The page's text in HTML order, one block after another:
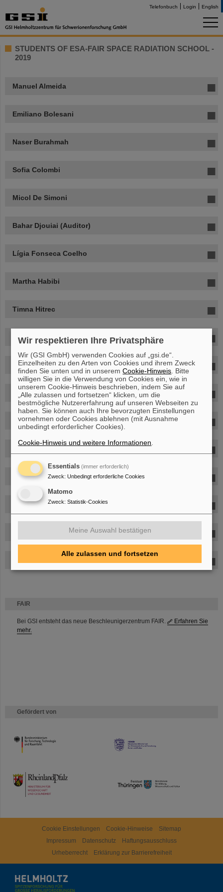
Telefonbuch Login English
FAIR
Bei GSI entsteht das neue Beschleunigerzentrum FAIR.
Erfahren Sie
mehr.
Gefördert von
HMWK
TMWWDG
STUDENTS OF ESA-FAIR SPACE RADIATION SCHOOL -
2019
Manuel Almeida
Emiliano Bolesani
Naser Burahmah
Sofia Colombi
Micol De Simoni
Bahar Djouiai (Auditor)
Lígia Fonseca Coelho
Martha Habibi
Timna Hitrec
Lucas Rudolf Holl
Francesca Itta
Francesca Luoni (Auditor)
Batmunkh Munkhbaatar
Cristina Oancea
Claudia Pacelli
Eloise Pariset
Cookie Einstellungen Cookie-Hinweise
Sitemap
Impressum
Datenschutz
Haftungsausschluss
Urheberrecht
Erklärung zur Barrierefreiheit
Wir respektieren Ihre Privatsphäre
Wir (GSI GmbH) verwenden Cookies auf „gsi.de“.
Einzelheiten zu den Arten von Cookies und ihrem Zweck
finden Sie unten und in unseremCookie-Hinweis . Bitte
willigen Sie in die Verwendung von Cookies ein, wie in
unserem Cookie-Hinweis beschrieben, indem Sie auf
„Alle zulassen und fortsetzen“ klicken, um die
bestmögliche Nutzererfahrung auf unseren Webseiten zu
haben. Sie können auch Ihre bevorzugten Einstellungen
vornehmen oder Cookies ablehnen (mit Ausnahme
unbedingt erforderlicher Cookies).
Cookie-Hinweis und weitere Informationen
Essentials (immer erforderlich)
Zweck: Unbedingt erforderliche Cookies
Matomo
Zweck: Statistik-Cookies
Meine Auswahl bestätigen
Alle zulassen und fortsetzen